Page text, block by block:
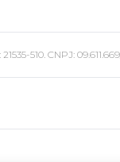
510. CNPJ: